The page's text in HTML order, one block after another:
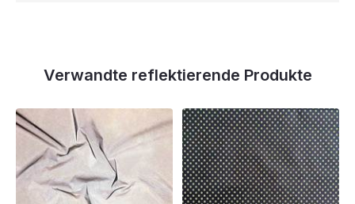
Verwandte reflektierende Produkte